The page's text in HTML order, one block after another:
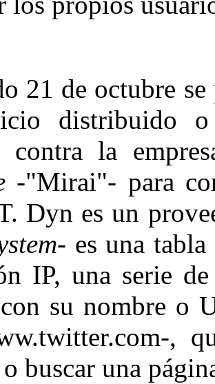
21 de octubre
distribuido
contra la
-"Mirai"- para
Dyn es un
- es una
IP, una serie
su nombre o
,
buscar una